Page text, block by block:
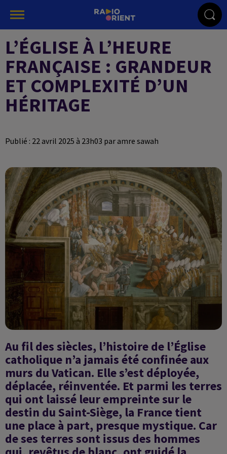
L’ÉGLISE À L’HEURE
FRANÇAISE : GRANDEUR
ET COMPLEXITÉ D’UN
HÉRITAGE
Publié : 22 avril 2025 à 23h03 par amre sawah
Au fil des siècles, l’histoire de l’Église
catholique n’a jamais été confinée aux
murs du Vatican. Elle s’est déployée,
déplacée, réinventée. Et parmi les terres
qui ont laissé leur empreinte sur le
destin du Saint-Siège, la France tient
une place à part, presque mystique. Car
de ses terres sont issus des hommes